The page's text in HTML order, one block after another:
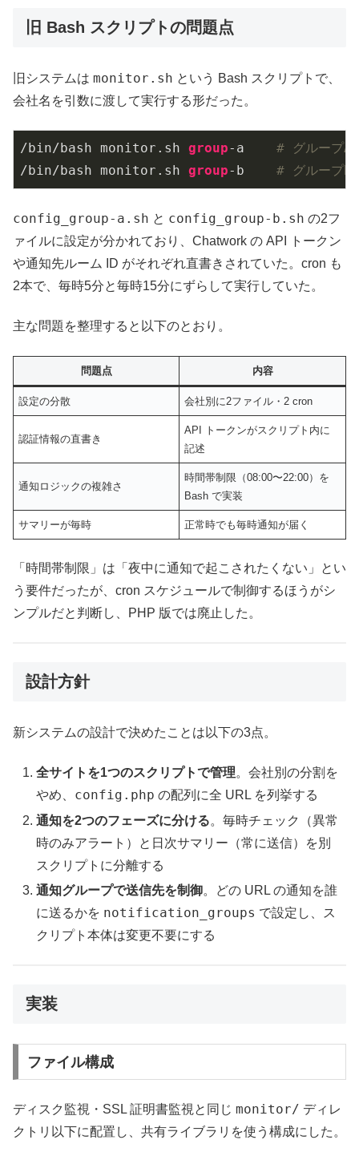
旧 Bash スクリプトの問題点
旧システムは monitor.sh という Bash スクリプトで、
会社名を引数に渡して実行する形だった。
/bin/bash monitor.sh group-a # グループA
/bin/bash monitor.sh group-b # グループB
config_group-a.sh と config_group-b.sh の2フ
ァイルに設定が分かれており、Chatwork の API トークン
や通知先ルーム ID がそれぞれ直書きされていた。cron も
2本で、毎時5分と毎時15分にずらして実行していた。
主な問題を整理すると以下のとおり。
問題点 内容
設定の分散 会社別に2ファイル・2 cron
認証情報の直書き
API トークンがスクリプト内に
記述
通知ロジックの複雑さ
時間帯制限（08:00〜22:00）を
Bash で実装
サマリーが毎時 正常時でも毎時通知が届く
「時間帯制限」は「夜中に通知で起こされたくない」とい
う要件だったが、cron スケジュールで制御するほうがシ
ンプルだと判断し、PHP 版では廃止した。
設計方針
新システムの設計で決めたことは以下の3点。
全サイトを1つのスクリプトで管理。会社別の分割を
やめ、 config.php の配列に全 URL を列挙する
通知を2つのフェーズに分ける。毎時チェック（異常
時のみアラート）と日次サマリー（常に送信）を別
スクリプトに分離する
通知グループで送信先を制御。どの URL の通知を誰
に送るかを notification_groups で設定し、ス
クリプト本体は変更不要にする
実装
ファイル構成
ディスク監視・SSL 証明書監視と同じ monitor/ ディレ
クトリ以下に配置し、共有ライブラリを使う構成にした。